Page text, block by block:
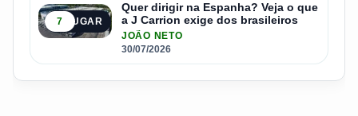
5º LUGAR
7
Quer dirigir na Espanha? Veja o que
a J Carrion exige dos brasileiros
JOÃO NETO
30/07/2026